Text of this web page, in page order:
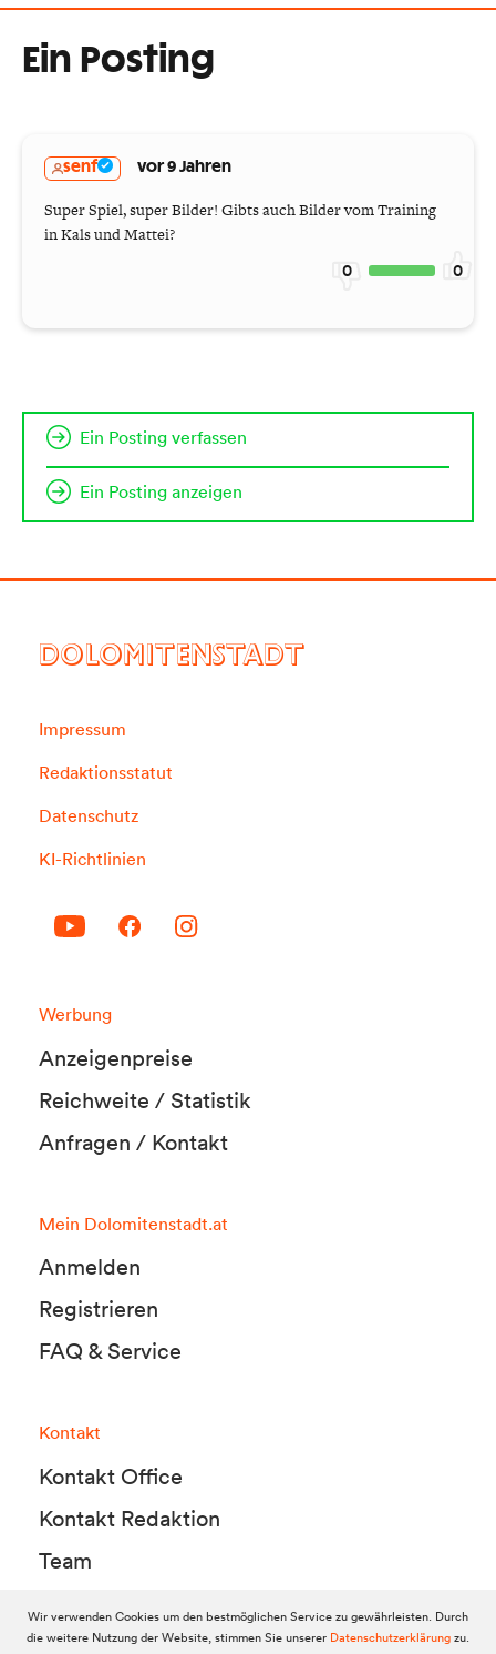
Ein Posting
senf vor 9 Jahren
Super Spiel, super Bilder! Gibts auch Bilder vom Training
in Kals und Mattei?
0 0
Ein Posting verfassen
Ein Posting anzeigen
DOLOMITENSTADT
Impressum
Redaktionsstatut
Datenschutz
KI-Richtlinien
Werbung
Anzeigenpreise
Reichweite / Statistik
Anfragen / Kontakt
Mein Dolomitenstadt.at
Anmelden
Registrieren
FAQ & Service
Kontakt
Kontakt Office
Kontakt Redaktion
Team
© 2010-2026 Dolomitenstadt.at
Wir verwenden Cookies um den bestmöglichen Service zu gewährleisten. Durch
die weitere Nutzung der Website, stimmen Sie unserer Datenschutzerklärungzu.